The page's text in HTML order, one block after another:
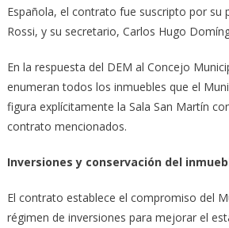
Española, el contrato fue suscripto por su
Rossi, y su secretario, Carlos Hugo
En la respuesta del DEM al Concejo
enumeran todos los inmuebles que el
figura explícitamente la Sala San Martín
contrato mencionados.
Inversiones y conservación del
El contrato establece el compromiso del
régimen de inversiones para mejorar el